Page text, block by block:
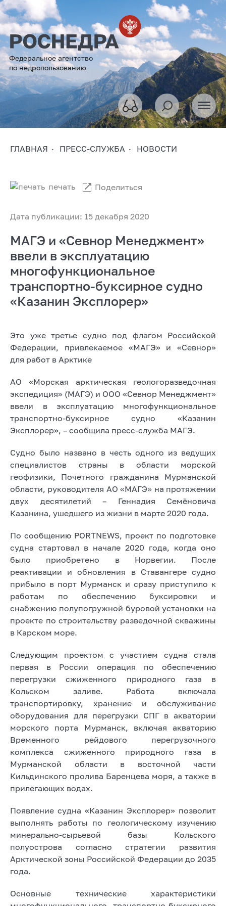
Федеральное агентство
по недропользованию
ГЛАВНАЯ ПРЕСС-СЛУЖБА НОВОСТИ
Дата публикации: 15 декабря 2020
печать Поделиться
МАГЭ и «Севнор Менеджмент»
ввели в эксплуатацию
многофункциональное
транспортно-буксирное судно
«Казанин Эксплорер»
Это уже третье судно под флагом Российской
Федерации, привлекаемое «МАГЭ» и «Севнор»
для работ в Арктике
АО «Морская арктическая геологоразведочная
экспедиция» (МАГЭ) и ООО «Севнор Менеджмент»
ввели в эксплуатацию многофункциональное
транспортно-буксирное судно «Казанин
Эксплорер», – сообщила пресс-служба МАГЭ.
Судно было названо в честь одного из ведущих
специалистов страны в области морской
геофизики, Почетного гражданина Мурманской
области, руководителя АО «МАГЭ» на протяжении
двух десятилетий – Геннадия Семёновича
Казанина, ушедшего из жизни в марте 2020 года.
По сообщению PORTNEWS, проект по подготовке
судна стартовал в начале 2020 года, когда оно
было приобретено в Норвегии. После
реактивации и обновления в Ставангере судно
прибыло в порт Мурманск и сразу приступило к
работам по обеспечению буксировки и
снабжению полупогружной буровой установки на
проекте по строительству разведочной скважины
в Карском море.
Следующим проектом с участием судна стала
первая в России операция по обеспечению
перегрузки сжиженного природного газа в
Кольском заливе. Работа включала
транспортировку, хранение и обслуживание
оборудования для перегрузки СПГ в акватории
морского порта Мурманск, включая акваторию
Временного рейдового перегрузочного
комплекса сжиженного природного газа в
Мурманской области в восточной части
Кильдинского пролива Баренцева моря, а также в
прилегающих водах.
Появление судна «Казанин Эксплорер» позволит
выполнять работы по геологическому изучению
минерально-сырьевой базы Кольского
полуострова согласно стратегии развития
Арктической зоны Российской Федерации до 2035
года.
Основные технические характеристики